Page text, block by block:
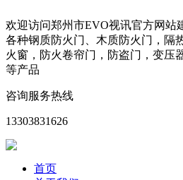
欢迎访问郑州市EVO视讯官方网站
各种钢质防火门、木质防火门，隔
火窗，防火卷帘门，防盗门，变压
等产品
咨询服务热线
13303831626
首页